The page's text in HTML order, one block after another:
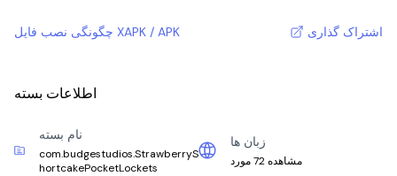
چگونگی نصب فایل XAPK / APK اشتراک گذاری
اطلاعات بسته
نام بسته
com.budgestudios.StrawberryS
hortcakePocketLockets
زبان ها
مشاهده 72 مورد